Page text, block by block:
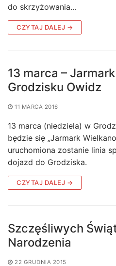
do skrzyżowania…
CZYTAJ DALEJ →
13 marca –
Grodzisku Owidz
11 MARCA 2016
13 marca (niedziela) w
będzie się „Jarmark
uruchomiona zostanie linia
dojazd do Grodziska.
CZYTAJ DALEJ →
Szczęśliwych
Narodzenia
22 GRUDNIA 2015